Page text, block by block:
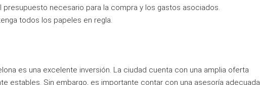
necesario para la compra y los gastos asociados.
todos los papeles en regla.
es una excelente inversión. La ciudad cuenta con una amplia oferta
estables. Sin embargo, es importante contar con una asesoría adecuada